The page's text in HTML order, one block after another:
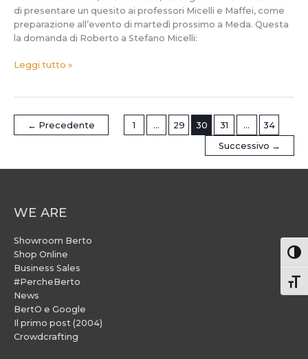
di presentare un quesito ai professori Micelli e Maffei, come
preparazione all’evento di martedì prossimo a Meda. Questa
la domanda di Roberto a Stefano Micelli:
Leggi tutto »
← Precedente 1 … 29 30 31 …
34
Successivo →
WE ARE
Showroom Berto
Shop Online
Business Sales
#PercheBerto
News
BertO e Google
Il primo post (2004)
Crowdcrafting